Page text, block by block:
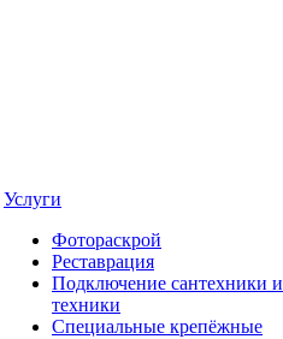
Услуги
Фотораскрой
Реставрация
Подключение сантехники и
техники
Специальные крепёжные